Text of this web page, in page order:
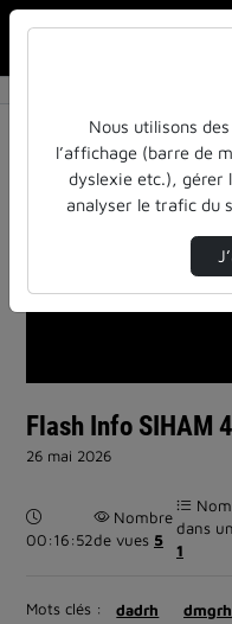
Flash Info SIHAM
26 mai 2026
Durée :
00:16:52
Nombre
de vues 5
dans
1
Mots clés : dadrh dmgrh
Nous utilisons
l’affichage (barre de
dyslexie etc.), gérer
analyser le trafic du